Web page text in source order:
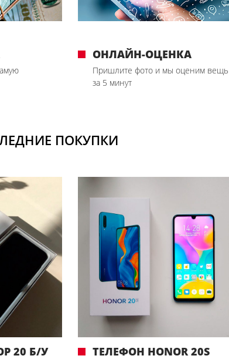
ОНЛАЙН-ОЦЕНКА
Пришлите фото и мы оценим вещь
за 5 минут
ПОКУПКИ
20 Б/У ТЕЛЕФОН HONOR 20S